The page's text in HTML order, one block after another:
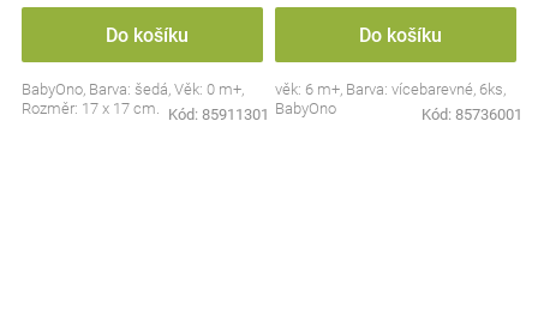
Do košíku
BabyOno, Barva: šedá, Věk: 0 m+,
Rozměr: 17 x 17 cm.
Kód: 85911301
Do košíku
věk: 6 m+, Barva: vícebarevné, 6ks,
BabyOno
Kód: 85736001